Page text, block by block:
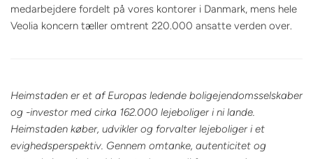
medarbejdere fordelt på vores kontorer i Danmark, mens hele
Veolia koncern tæller omtrent 220.000 ansatte verden over.
Heimstaden er et af Europas ledende boligejendomsselskaber
og -investor med cirka 162.000 lejeboliger i ni lande.
Heimstaden køber, udvikler og forvalter lejeboliger i et
evighedsperspektiv. Gennem omtanke, autenticitet og